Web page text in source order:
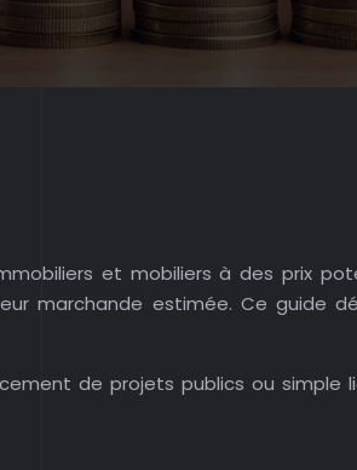
et mobiliers à des prix
marchande estimée. Ce guide
de projets publics ou simple